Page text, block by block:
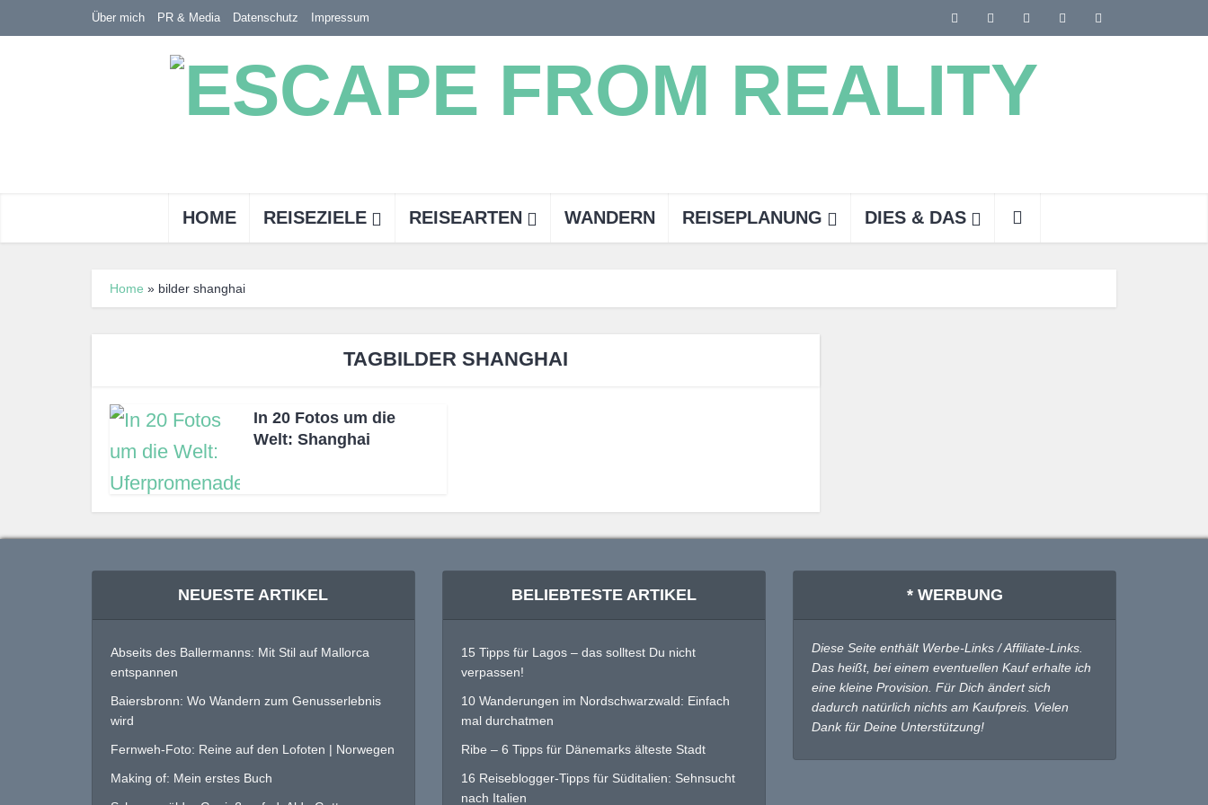
Über mich PR & Media Datenschutz Impressum
HOME REISEZIELE REISEARTEN WANDERN REISEPLANUNG DIES & DAS
Home » bilder shanghai
TAGBILDER SHANGHAI
In 20 Fotos um die
Welt: Shanghai
NEUESTE ARTIKEL
Abseits des Ballermanns: Mit Stil auf Mallorca
entspannen
Baiersbronn: Wo Wandern zum Genusserlebnis
wird
Fernweh-Foto: Reine auf den Lofoten | Norwegen
Making of: Mein erstes Buch
BELIEBTESTE ARTIKEL
15 Tipps für Lagos – das solltest Du nicht
verpassen!
10 Wanderungen im Nordschwarzwald: Einfach
mal durchatmen
Ribe – 6 Tipps für Dänemarks älteste Stadt
16 Reiseblogger-Tipps für Süditalien: Sehnsucht
nach Italien
* WERBUNG
Diese Seite enthält Werbe-Links / Affiliate-Links.
Das heißt, bei einem eventuellen Kauf erhalte ich
eine kleine Provision. Für Dich ändert sich
dadurch natürlich nichts am Kaufpreis. Vielen
Dank für Deine Unterstützung!